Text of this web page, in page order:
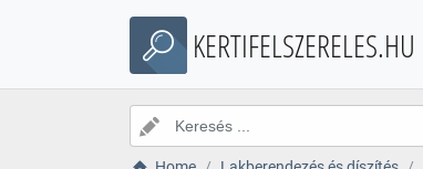
KERTIFELSZERELES.HU